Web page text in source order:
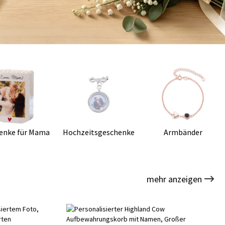
für Mama Hochzeitsgeschenke Armbänder
mehr anzeigen